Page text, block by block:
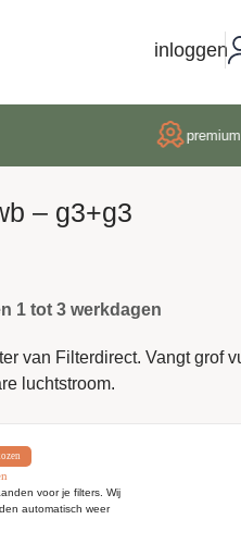
inloggen
premium met 100%
– g3+g3
1 tot 3 werkdagen
van Filterdirect. Vangt grof
luchtstroom.
voor je filters. Wij
automatisch weer